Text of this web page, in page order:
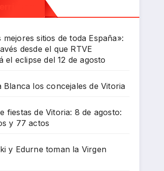
mejores sitios de toda España»:
desde el que RTVE
el eclipse del 12 de agosto
Blanca los concejales de Vitoria
fiestas de Vitoria: 8 de agosto:
y 77 actos
y Edurne toman la Virgen